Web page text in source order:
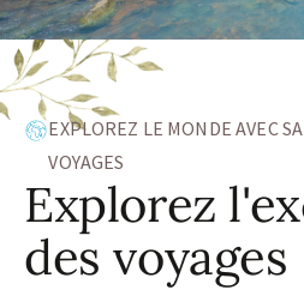
EXPLOREZ LE MONDE AVEC
VOYAGES
Explorez
des voyages